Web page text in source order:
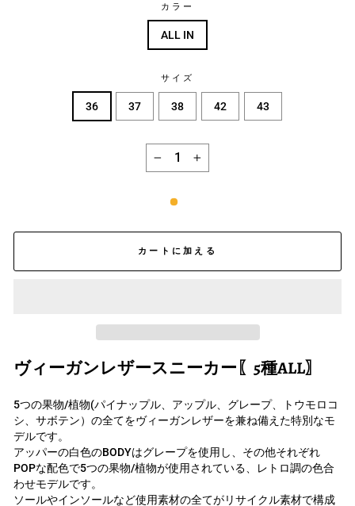
カラー
ALL IN
サイズ
36 37 38 42 43
+
カートに加える
ヴィーガンレザースニーカー〖5種ALL〗
5つの果物/植物(パイナップル、アップル、グレープ、トウモロコ
シ、サボテン）の全てをヴィーガンレザーを兼ね備えた特別なモ
デルです。
アッパーの白色のBODYはグレープを使用し、その他それぞれ
POPな配色で5つの果物/植物が使用されている、レトロ調の色合
わせモデルです。
ソールやインソールなど使用素材の全てがリサイクル素材で構成